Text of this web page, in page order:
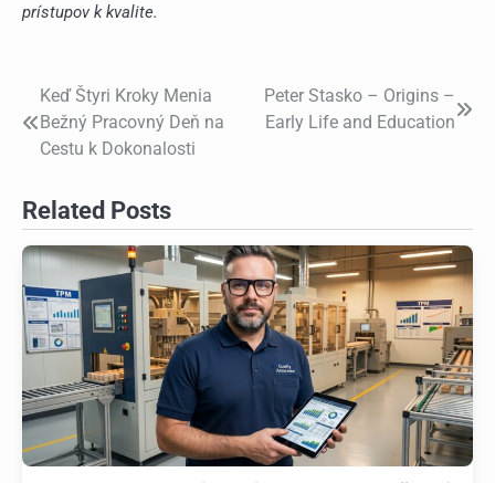
prístupov k kvalite.
Post
navigation
Keď Štyri Kroky Menia
Bežný Pracovný Deň na
Cestu k Dokonalosti
Peter Stasko – Origins –
Early Life and Education
Related Posts